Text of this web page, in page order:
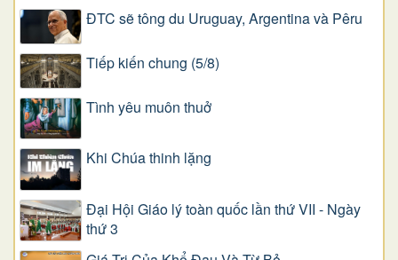
ĐTC sẽ tông du Uruguay, Argentina và Pêru
Tiếp kiến chung (5/8)
Tình yêu muôn thuở
Khi Chúa thinh lặng
Đại Hội Giáo lý toàn quốc lần thứ VII - Ngày
thứ 3